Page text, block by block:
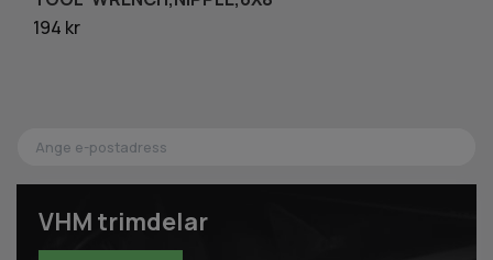
VHM trimdelar
194 kr